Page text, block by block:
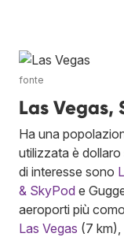
fonte
Las Vegas,
Ha una
utilizzata è
di interesse sono
& SkyPod e
aeroporti più
Las Vegas (7 km),